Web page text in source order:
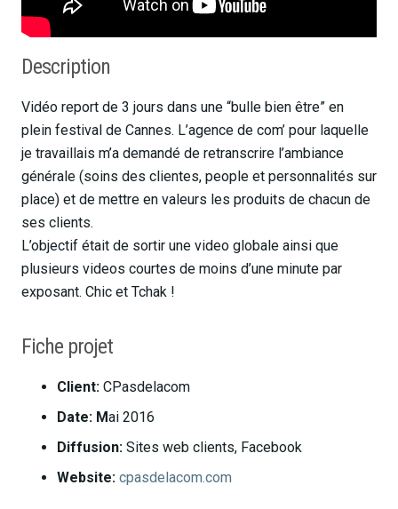
Description
Vidéo report de 3 jours dans une “bulle bien être” en
plein festival de Cannes. L’agence de com’ pour laquelle
je travaillais m’a demandé de retranscrire l’ambiance
générale (soins des clientes, people et personnalités sur
place) et de mettre en valeurs les produits de chacun de
ses clients.
L’objectif était de sortir une video globale ainsi que
plusieurs videos courtes de moins d’une minute par
exposant. Chic et Tchak !
Fiche projet
Client: CPasdelacom
Date: Mai 2016
Diffusion: Sites web clients, Facebook
Website: cpasdelacom.com